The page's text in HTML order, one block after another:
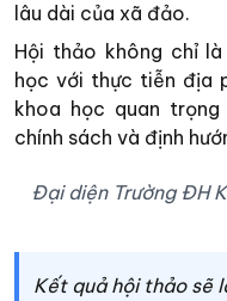
lâu dài của xã đảo.
Hội thảo không chỉ
học với thực tiễn địa
khoa học quan
chính sách và định
Đại diện Trường ĐH
Kết quả hội thảo sẽ